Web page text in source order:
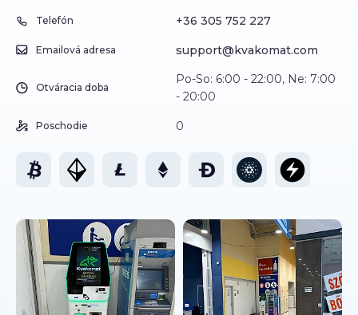
Telefón +36 305 752 227
Emailová adresa support@kvakomat.com
Otváracia doba
Po-So: 6:00 - 22:00, Ne: 7:00
- 20:00
Poschodie 0